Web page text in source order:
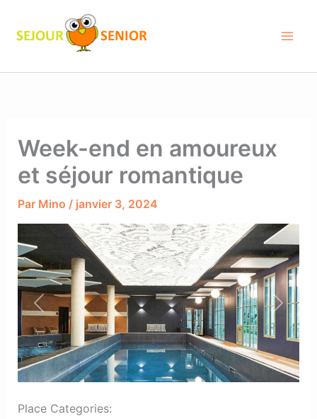
contenu
Week-end en amoureux
et séjour romantique
Par Mino / janvier 3, 2024
Previous Next
Place Categories: